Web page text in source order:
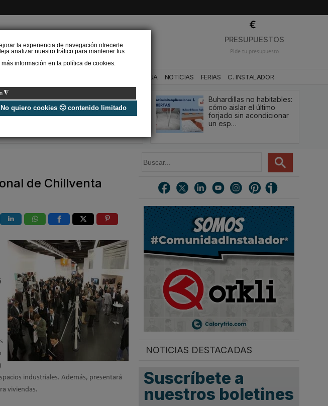
la experiencia de navegación ofrecerte
analizar nuestro tráfico para mantener tus
información en la política de cookies.
◮
No quiero cookies 🙁 contenido limitado
PRESUPUESTOS
Pide tu presupuesto
BAÑO Y AGUA NOTICIAS FERIAS C. INSTALADOR
Verifactu en
climatización: qué le va a
exigir la ley a tu
Buhardillas no habitables:
cómo aislar el último
forjado sin acondicionar
un esp…
de Chillventa
industriales. Además, presentará
viviendas.
u
r
NOTICIAS DESTACADAS
Suscríbete a
nuestros boletines